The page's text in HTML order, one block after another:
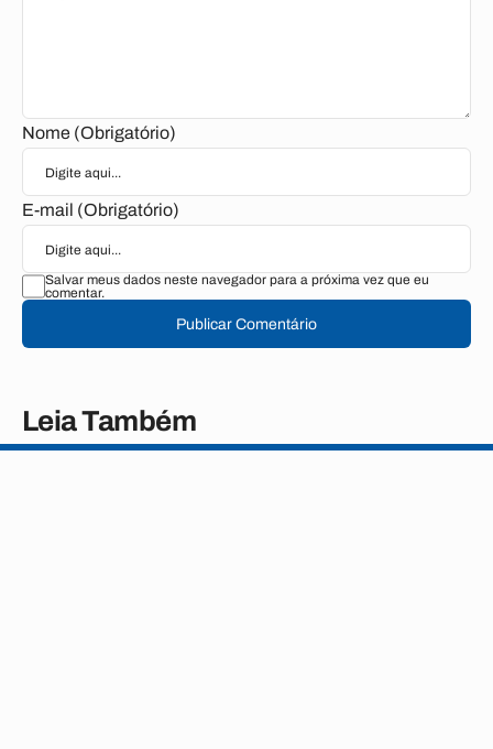
Nome (Obrigatório)
E-mail (Obrigatório)
Salvar meus dados neste navegador para a próxima vez que eu
comentar.
Publicar Comentário
Leia Também